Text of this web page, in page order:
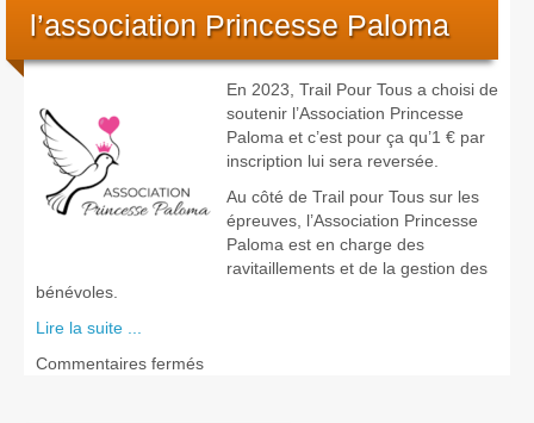
Trophée
Dimanche
mai
2023
l’association Princesse Paloma
En 2023, Trail Pour Tous a choisi de
soutenir l’Association Princesse
Paloma et c’est pour ça qu’1 € par
inscription lui sera reversée.
Au côté de Trail pour Tous sur les
épreuves, l’Association Princesse
Paloma est en charge des
ravitaillements et de la gestion des
bénévoles.
Lire la suite ...
Commentaires ferméssur